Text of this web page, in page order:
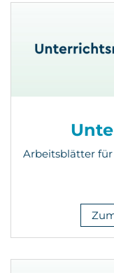
Arbeitsblätter für